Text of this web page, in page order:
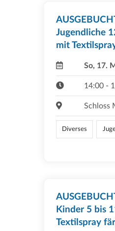
Jugendliche
mit
So, 17.
14:00 -
Schloss
Diverses
Kinder 5 bis
Textilspray